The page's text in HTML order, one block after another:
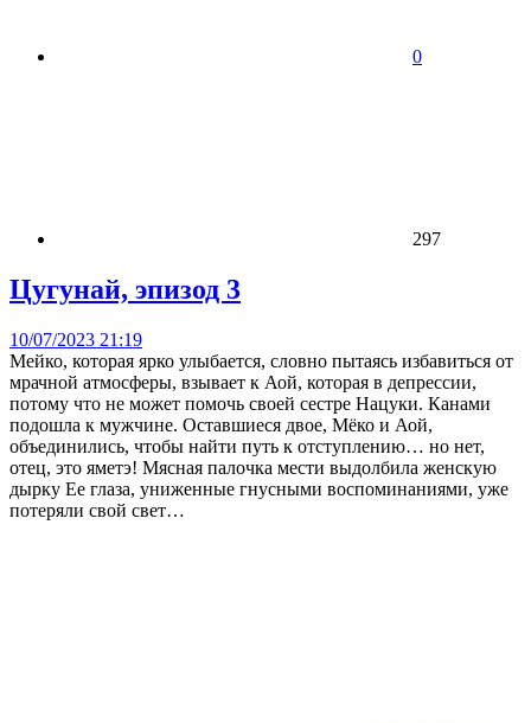
0
297
Цугунай, эпизод 3
10/07/2023 21:19
Мейко, которая ярко улыбается, словно пытаясь избавиться от
мрачной атмосферы, взывает к Аой, которая в депрессии,
потому что не может помочь своей сестре Нацуки. Канами
подошла к мужчине. Оставшиеся двое, Мёко и Аой,
объединились, чтобы найти путь к отступлению… но нет,
отец, это яметэ! Мясная палочка мести выдолбила женскую
дырку Ее глаза, униженные гнусными воспоминаниями, уже
потеряли свой свет…